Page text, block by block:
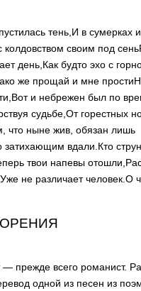
тень, И в сумерках
своим под сень
день, Как будто эхо с
же прощай и мне прости
Вот и небрежен был по
судьбе, От горестных
что ныне жив, обязан лишь
вдали. Кто
твои напевы отошли,
Уже не различает человек. О
— прежде всего романист.
одной из песен из